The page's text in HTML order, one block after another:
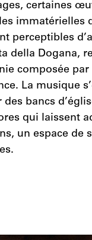
certaines
immatérielles
perceptibles
della Dogana,
composée
La musique
bancs
qui laissent
un espace de